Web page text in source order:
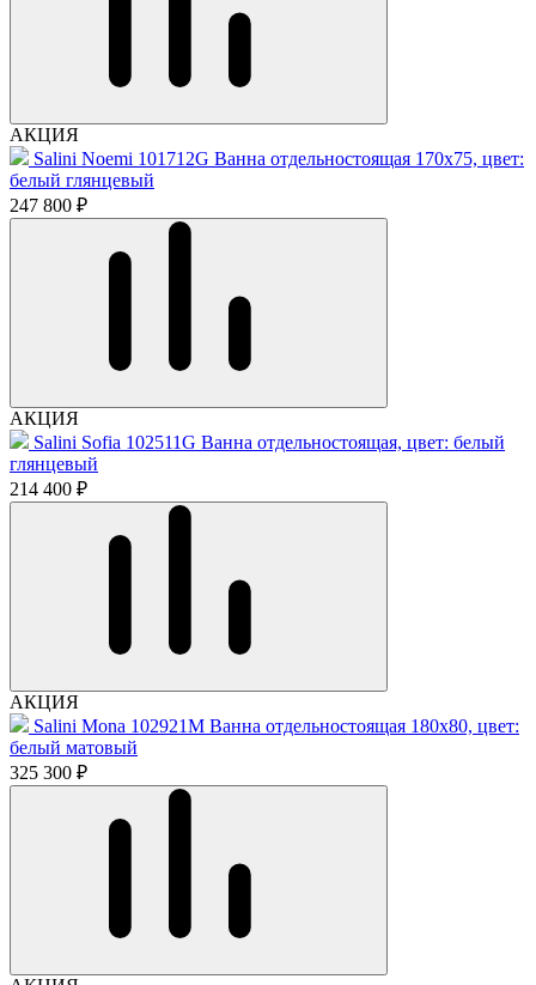
АКЦИЯ
Salini Noemi 101712G Ванна отдельностоящая 170x75, цвет:
белый глянцевый
247 800 ₽
АКЦИЯ
Salini Sofia 102511G Ванна отдельностоящая, цвет: белый
глянцевый
214 400 ₽
АКЦИЯ
Salini Mona 102921M Ванна отдельностоящая 180x80, цвет:
белый матовый
325 300 ₽